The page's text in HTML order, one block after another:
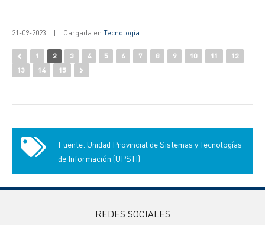
21-09-2023 | Cargada en Tecnología
1 2 3 4 5 6 7 8 9 10 11
12
13
14 15
Fuente: Unidad Provincial de Sistemas y Tecnologías
de Información (UPSTI)
REDES SOCIALES